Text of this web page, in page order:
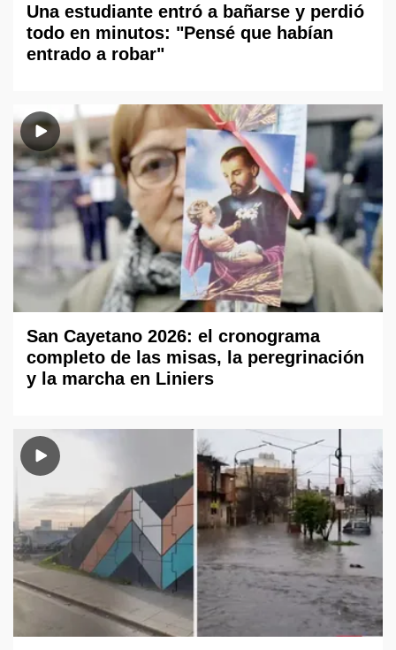
Una estudiante entró a bañarse y perdió
todo en minutos: "Pensé que habían
entrado a robar"
San Cayetano 2026: el cronograma
completo de las misas, la peregrinación
y la marcha en Liniers